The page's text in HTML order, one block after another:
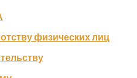
физических лиц